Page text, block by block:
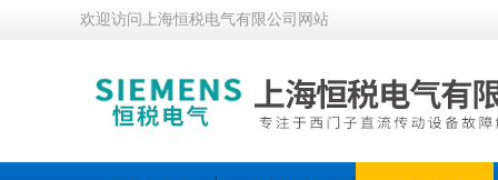
欢迎访问上海恒税电气有限公司网站